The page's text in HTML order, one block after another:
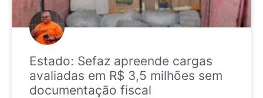
Estado: Sefaz apreende cargas
avaliadas em R$ 3,5 milhões sem
documentação fiscal